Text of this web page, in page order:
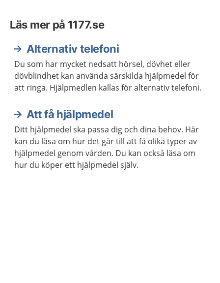
Läs mer på 1177.se
Alternativ telefoni
Du som har mycket nedsatt hörsel, dövhet eller
dövblindhet kan använda särskilda hjälpmedel för
att ringa. Hjälpmedlen kallas för alternativ telefoni.
Att få hjälpmedel
Ditt hjälpmedel ska passa dig och dina behov. Här
kan du läsa om hur det går till att få olika typer av
hjälpmedel genom vården. Du kan också läsa om
hur du köper ett hjälpmedel själv.